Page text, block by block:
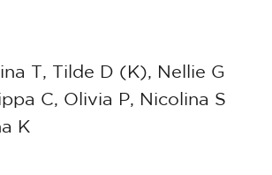
T, Tilde D (K), Nellie G
C, Olivia P, Nicolina S
K